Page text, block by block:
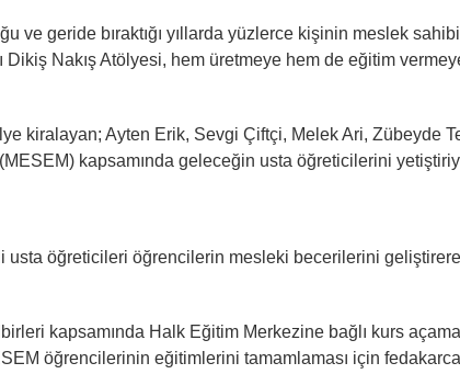
ve geride bıraktığı yıllarda yüzlerce kişinin meslek sahibi
Dikiş Nakış Atölyesi, hem üretmeye hem de eğitim
kiralayan; Ayten Erik, Sevgi Çiftçi, Melek Ari, Zübeyde
kapsamında geleceğin usta öğreticilerini
usta öğreticileri öğrencilerin mesleki becerilerini
kapsamında Halk Eğitim Merkezine bağlı kurs
öğrencilerinin eğitimlerini tamamlaması için fedakarca